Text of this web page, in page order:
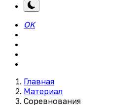
OK
Главная
Материал
Соревнования